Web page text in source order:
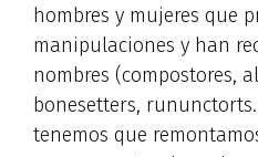
hombres y mujeres que
manipulaciones y han
nombres (compostores,
bonesetters,
tenemos que